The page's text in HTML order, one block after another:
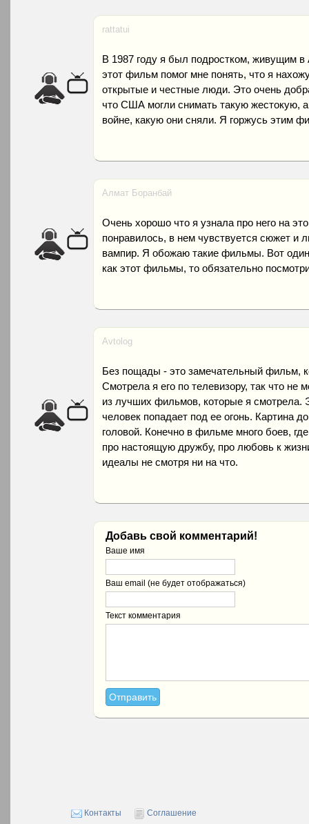
rattatui
В 1987 году я был подростком, живущим в
этот фильм помог мне понять, что я
открытые и честные люди. Это очень
что США могли снимать такую жестокую,
войне, какую они сняли. Я горжусь этим
Алмат Боранбай
Очень хорошо что я узнала про него на
понравилось, в нем чувствуется сюжет и
вампир. Я обожаю такие фильмы. Вот
как этот фильмы, то обязательно
Avtolog
Без пощады - это замечательный фильм,
Смотрела я его по телевизору, так что не
из лучших фильмов, которые я смотрела.
человек попадает под ее огонь. Картина
головой. Конечно в фильме много боев,
про настоящую дружбу, про любовь к
идеалы не смотря ни на что.
Добавь свой комментарий!
Ваше имя
Ваш email (не будет отображаться)
Текст комментария
Контакты Соглашение